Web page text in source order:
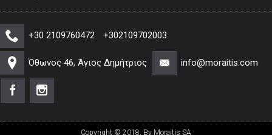
+30 2109760472 +302109702003
Όθωνος 46, Άγιος Δημήτριος info@moraitis.com
Copyright © 2018, By Moraitis SA